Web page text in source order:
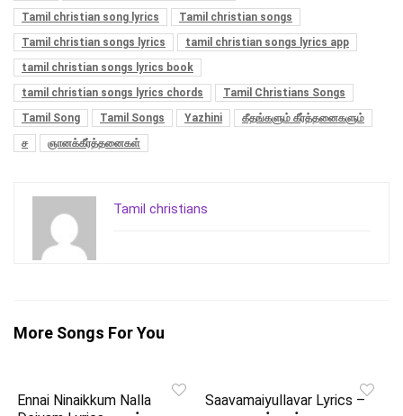
Tamil christian song lyrics
Tamil christian songs
Tamil christian songs lyrics
tamil christian songs lyrics app
tamil christian songs lyrics book
tamil christian songs lyrics chords
Tamil Christians Songs
Tamil Song
Tamil Songs Yazhini
கீதங்களும் கீர்த்தனைகளும்
ச
ஞானக்கீர்த்தனைகள்
Tamil christians
More Songs For You
Ennai Ninaikkum Nalla
Saavamaiyullavar Lyrics –